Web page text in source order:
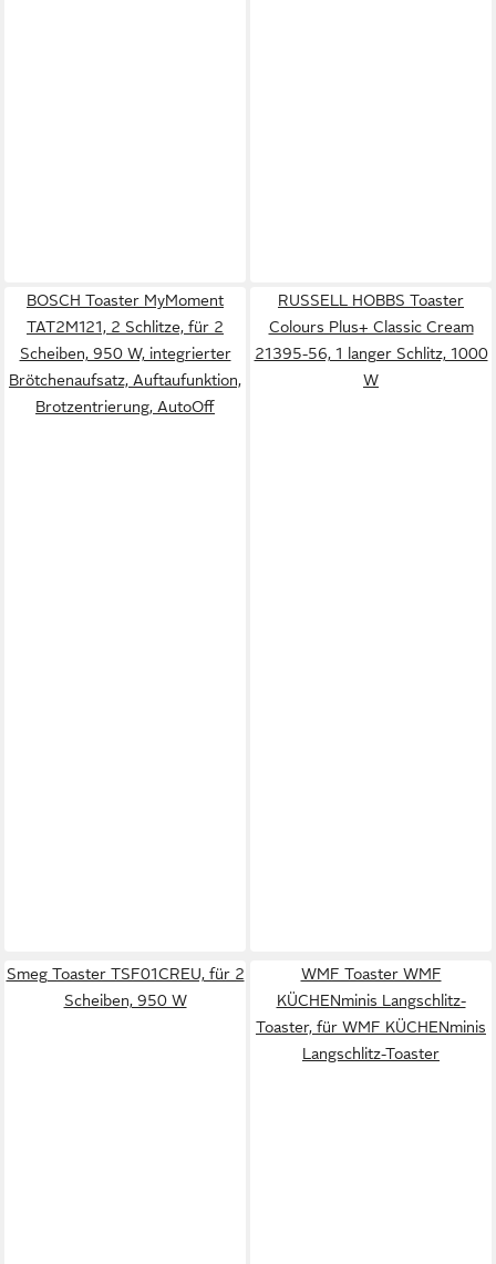
BOSCH Toaster MyMoment
TAT2M121, 2 Schlitze, für 2
Scheiben, 950 W, integrierter
Brötchenaufsatz, Auftaufunktion,
Brotzentrierung, AutoOff
RUSSELL HOBBS Toaster
Colours Plus+ Classic Cream
21395-56, 1 langer Schlitz, 1000
W
Smeg Toaster TSF01CREU, für 2
Scheiben, 950 W
WMF Toaster WMF
KÜCHENminis Langschlitz-
Toaster, für WMF KÜCHENminis
Langschlitz-Toaster